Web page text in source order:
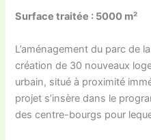
Surface traitée : 5000 m²
L’aménagement du parc de
création de 30 nouveaux
urbain, situé à proximité
projet s’insère dans le
des centre-bourgs pour